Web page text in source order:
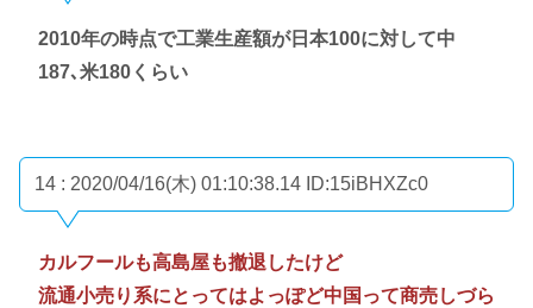
2010年の時点で工業生産額が日本100に対して中
187､米180くらい
14 : 2020/04/16(木) 01:10:38.14 ID:15iBHXZc0
カルフールも高島屋も撤退したけど
流通小売り系にとってはよっぽど中国って商売しづら